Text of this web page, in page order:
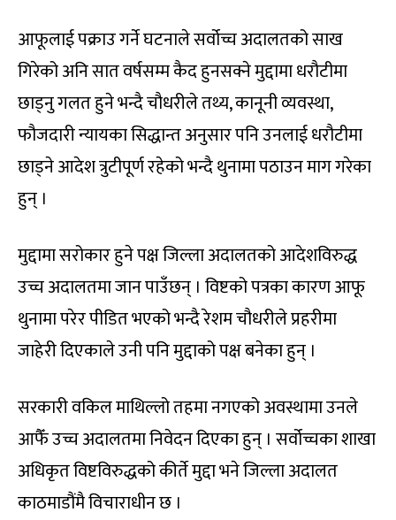
आफूलाई पक्राउ गर्ने घटनाले सर्वोच्च अदालतको साख
गिरेको अनि सात वर्षसम्म कैद हुनसक्ने मुद्दामा धरौटीमा
छाड्नु गलत हुने भन्दै चौधरीले तथ्य, कानूनी व्यवस्था,
फौजदारी न्यायका सिद्धान्त अनुसार पनि उनलाई धरौटीमा
छाड्ने आदेश त्रुटीपूर्ण रहेको भन्दै थुनामा पठाउन माग गरेका
हुन् ।
मुद्दामा सरोकार हुने पक्ष जिल्ला अदालतको आदेशविरुद्ध
उच्च अदालतमा जान पाउँछन् । विष्टको पत्रका कारण आफू
थुनामा परेर पीडित भएको भन्दै रेशम चौधरीले प्रहरीमा
जाहेरी दिएकाले उनी पनि मुद्दाको पक्ष बनेका हुन् ।
सरकारी वकिल माथिल्लो तहमा नगएको अवस्थामा उनले
आफैँ उच्च अदालतमा निवेदन दिएका हुन् । सर्वोच्चका शाखा
अधिकृत विष्टविरुद्धको कीर्ते मुद्दा भने जिल्ला अदालत
काठमाडौंमै विचाराधीन छ ।